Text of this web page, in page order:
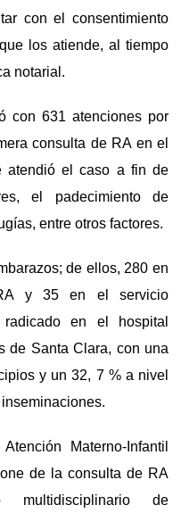
con el consentimiento
los atiende, al tiempo
notarial.
con 631 atenciones por
consulta de RA en el
atendió el caso a fin de
el padecimiento de
entre otros factores.
de ellos, 280 en
y 35 en el servicio
en el hospital
de Santa Clara, con una
y un 32, 7 % a nivel
Materno-Infantil
de la consulta de RA
de